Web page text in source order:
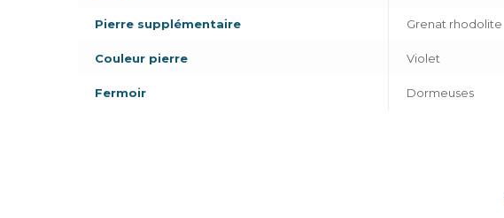
Pierre supplémentaire Grenat rhodolite
Couleur pierre Violet
Fermoir Dormeuses